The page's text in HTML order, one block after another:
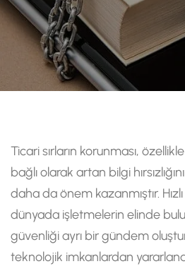
Ticari sırların korunması,
bağlı olarak artan bilgi
daha da önem kazanmıştır.
dünyada işletmelerin elinde
güvenliği ayrı bir gündem
teknolojik imkanlardan